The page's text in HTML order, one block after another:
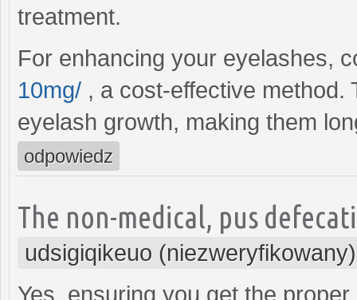
treatment.
For enhancing your eyelashes,
10mg/ , a cost-effective method.
eyelash growth, making them
odpowiedz
The non-medical, pus
udsigiqikeuo (niezweryfikowany)
Yes, ensuring you get the